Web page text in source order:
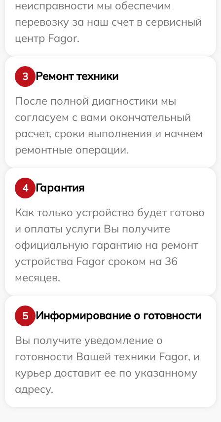
неисправности мы обеспечим
перевозку за наш счет в сервисный
центр Fagor.
3
Ремонт техники
После полной диагностики мы
согласуем с вами окончательный
расчет, сроки выполнения и начнем
ремонтные операции.
4
Гарантия
Как только устройство будет готово
и оплаты услуги Вы получите
официальную гарантию на ремонт
устройства Fagor сроком на 36
месяцев.
5
Информирование о готовности
Вы получите уведомление о
готовности Вашей техники Fagor, и
курьер доставит ее по указанному
адресу.